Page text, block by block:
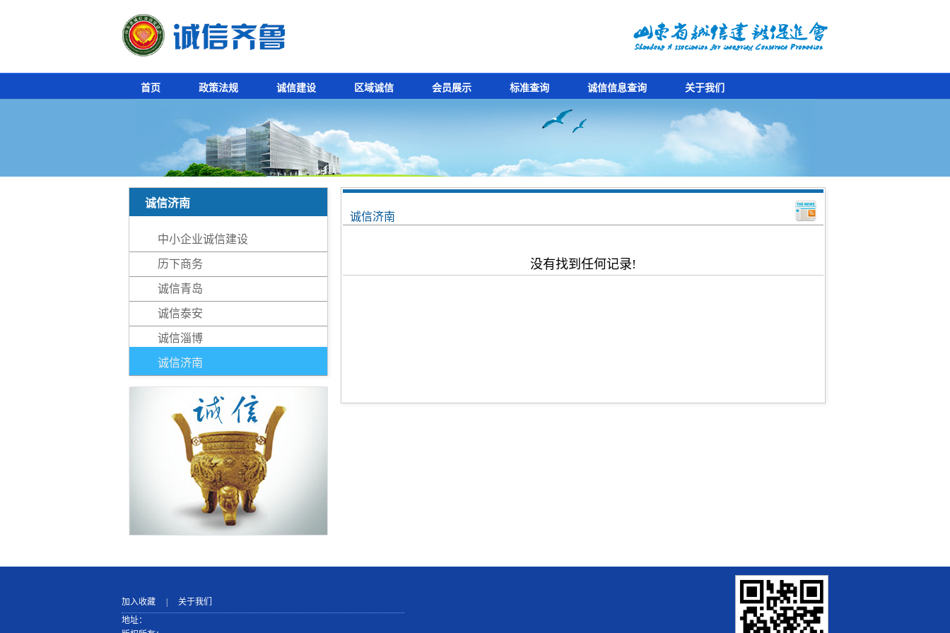
首页 政策法规 诚信建设 区域诚信 会员展示 标准查询 诚信信息查询 关于我们
诚信济南
中小企业诚信建设
历下商务
诚信青岛
诚信泰安
诚信淄博
诚信济南
诚信济南
没有找到任何记录!
加入收藏
关于我们
地址：